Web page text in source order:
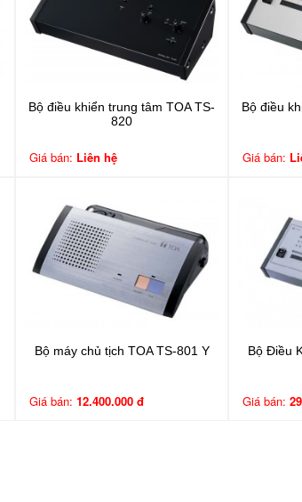
Bộ điều khiển trung tâm TOA TS-
820
Giá bán: Liên hệ
Bộ điều
Giá bán:
Bộ máy chủ tịch TOA TS-801 Y
Giá bán: 12.400.000 đ
Bộ Điều
Giá bán: